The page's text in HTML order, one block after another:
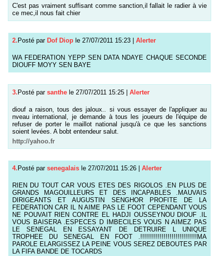
C'est pas vraiment suffisant comme sanction,il fallait le radier à vie
ce mec,il nous fait chier
2.Posté par Dof Diop le 27/07/2011 15:23 | Alerter
WA FEDERATION YEPP SEN DATA NDAYE CHAQUE SECONDE
DIOUFF MOYY SEN BAYE
3.Posté par santhe le 27/07/2011 15:25 | Alerter
diouf a raison, tous des jaloux.. si vous essayer de l'appliquer au
nveau international, je demande à tous les joueurs de l'équipe de
refuser de porter le maillot national jusqu'à ce que les sanctions
soient levées. A bobt entendeur salut.
http://yahoo.fr
4. Posté par senegalais le 27/07/2011 15:26 Alerter
RIEN DU TOUT CAR VOUS ETES DES RIGOLOS .EN PLUS DE
GRANDS MAGOUILLEURS ET DES INCAPABLES .MAUVAIS
DIRIGEANTS ET AUGUSTIN SENGHOR PROFITE DE LA
FEDERATION CAR IL N AIME PAS LE FOOT CEPENDANT VOUS
NE POUVAIT RIEN CONTRE EL HADJI OUSSEYNOU DIOUF .IL
VOUS BAISERA .ESPECES D IMBECILES VOUS N AIMEZ PAS
LE SENEGAL EN ESSAYANT DE DETRUIRE L UNIQUE
TROPHEE DU SENEGAL EN FOOT .!!!!!!!!!!!!!!!!!!!!!!!!!!!!!MA
PAROLE ELARGISSEZ LA PEINE VOUS SEREZ DEBOUTES PAR
LA FIFA BANDE DE TOCARDS